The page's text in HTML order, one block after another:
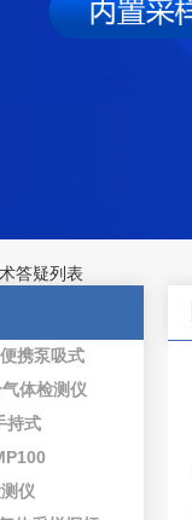
答疑列表
便携泵吸式
体检测仪
持式
仪